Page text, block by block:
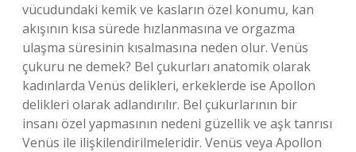
vücudundaki kemik ve kasların özel konumu, kan
akışının kısa sürede hızlanmasına ve orgazma
ulaşma süresinin kısalmasına neden olur. Venüs
çukuru ne demek? Bel çukurları anatomik olarak
kadınlarda Venüs delikleri, erkeklerde ise Apollon
delikleri olarak adlandırılır. Bel çukurlarının bir
insanı özel yapmasının nedeni güzellik ve aşk tanrısı
Venüs ile ilişkilendirilmeleridir. Venüs veya Apollon